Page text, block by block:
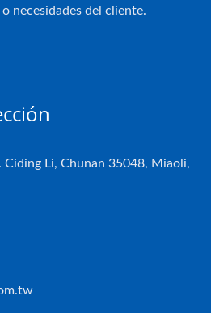
necesidades del cliente.
Ciding Li, Chunan 35048, Miaoli,